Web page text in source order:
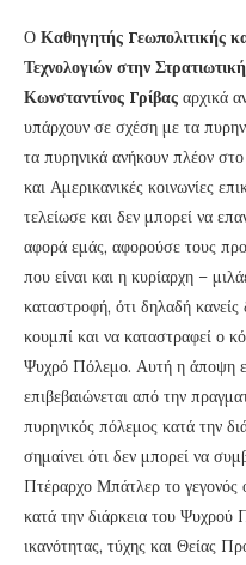
Ο Καθηγητής Γεωπολιτικής
Τεχνολογιών στην
Κωνσταντίνος Γρίβας αρχικά
υπάρχουν σε σχέση με τα
τα πυρηνικά ανήκουν πλέον
και Αμερικανικές κοινωνίες
τελείωσε και δεν μπορεί να
αφορά εμάς, αφορούσε τους
που είναι και η κυρίαρχη –
καταστροφή, ότι δηλαδή κανείς
κουμπί και να καταστραφεί ο
Ψυχρό Πόλεμο. Αυτή η άποψη
επιβεβαιώνεται από την
πυρηνικός πόλεμος κατά την
σημαίνει ότι δεν μπορεί να
Πτέραρχο Μπάτλερ το γεγονός
κατά την διάρκεια του
ικανότητας, τύχης και Θείας